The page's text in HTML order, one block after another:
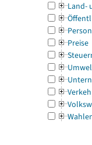
Land-
Preise